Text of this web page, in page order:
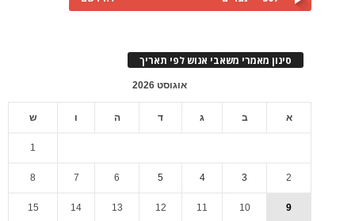
סינון מאמרי משאבי אנוש לפי תאריך
אוגוסט 2026
א ב ג ד ה ו ש
1
2
3
4
5
6
7
8
9
10
11
12
13
14
15